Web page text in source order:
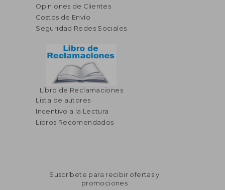
Opiniones de Clientes
Costos de Envío
Seguridad Redes Sociales
Libro de Reclamaciones
Lista de autores
Incentivo a la Lectura
Libros Recomendados
Suscríbete para recibir ofertas y
promociones